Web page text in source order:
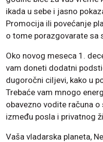
ikada u sebe i jasno
Promocija ili povećanje
o tome porazgovarate sa
Oko novog meseca 1.
vam doneti dodatni
dugoročni ciljevi, kako u
Trebaće vam mnogo
obavezno vodite računa
između posla i privatnog
Vaša vladarska planeta,